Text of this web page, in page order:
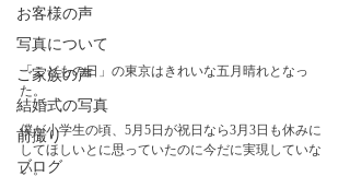
お客様の声
写真について
ご家族の声
結婚式の写真
前撮り
ブログ
「こどもの日」の東京はきれいな五月晴れとなっ
た。
僕が小学生の頃、5月5日が祝日なら3月3日も休みに
してほしいとに思っていたのに今だに実現していな
い。